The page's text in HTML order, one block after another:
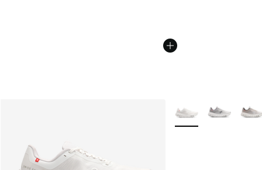
Weitere Farben